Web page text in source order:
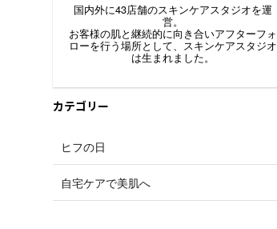
国内外に43店舗のスキンケアスタジオを運
営。
お客様の肌と継続的に向き合いアフターフォ
ローを行う場所として、スキンケアスタジオ
は生まれました。
カテゴリー
ヒフの日
自宅ケアで美肌へ